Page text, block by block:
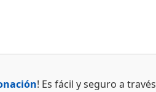
! Es fácil y seguro a través